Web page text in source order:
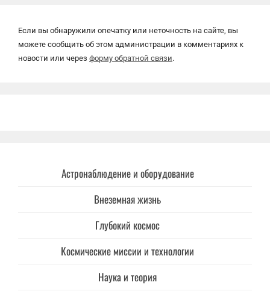
Если вы обнаружили опечатку или неточность на сайте, вы
можете сообщить об этом администрации в комментариях к
новости или через форму обратной связи.
Астронаблюдение и оборудование
Внеземная жизнь
Глубокий космос
Космические миссии и технологии
Наука и теория